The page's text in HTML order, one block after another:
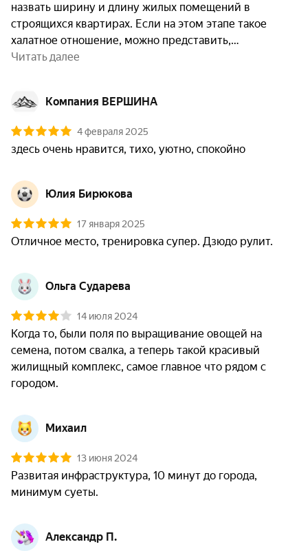
назвать ширину и длину жилых помещений в
строящихся квартирах. Если на этом этапе такое
халатное отношение, можно представить,
Читать далее
Компания ВЕРШИНА
4 февраля 2025
здесь очень нравится, тихо, уютно, спокойно
Юлия Бирюкова
17 января 2025
Отличное место, тренировка супер. Дзюдо рулит.
Ольга Сударева
14 июля 2024
Когда то, были поля по выращивание овощей на
семена, потом свалка, а теперь такой красивый
жилищный комплекс, самое главное что рядом с
городом.
Михаил
13 июня 2024
Развитая инфраструктура, 10 минут до города,
минимум суеты.
Александр П.